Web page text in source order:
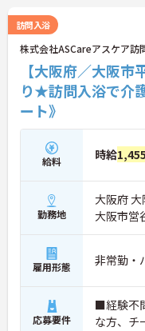
訪問入浴
株式会社ASCareアスケア訪
【大阪府／大阪
り★訪問入浴で介
ート》
給料 時給
勤務地
大阪府
大阪市営
雇用形態 非常勤・
応募要件
■経験不
な方、チ